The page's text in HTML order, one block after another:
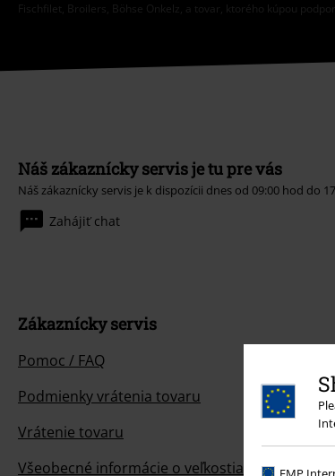
Fischfilet, Broilers, Böhse Onkelz, a tovar, ktorého kúpou
Náš zákaznícky servis je tu pre vás
Náš zákaznícky servis je k dispozícii dnes od 09:00 hod do
Zahájiť chat
Zákaznícky servis
Pomoc / FAQ
Podmienky vrátenia tovaru
Vrátenie tovaru
Všeobecné informácie o veľkostiach